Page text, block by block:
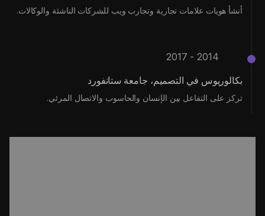
أنشأ هويات علامات تجارية وتجارب ويب للشركات الناشئة والوكالات.
2014 - 2017
بكالوريوس في التصميم، جامعة ستانفورد
تركز على التفاعل بين الإنسان والحاسوب والاتصال المرئي.